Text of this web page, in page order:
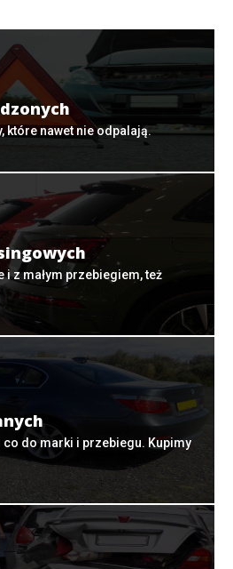
które nawet nie odpalają.
z małym przebiegiem, też
do marki i przebiegu. Kupimy